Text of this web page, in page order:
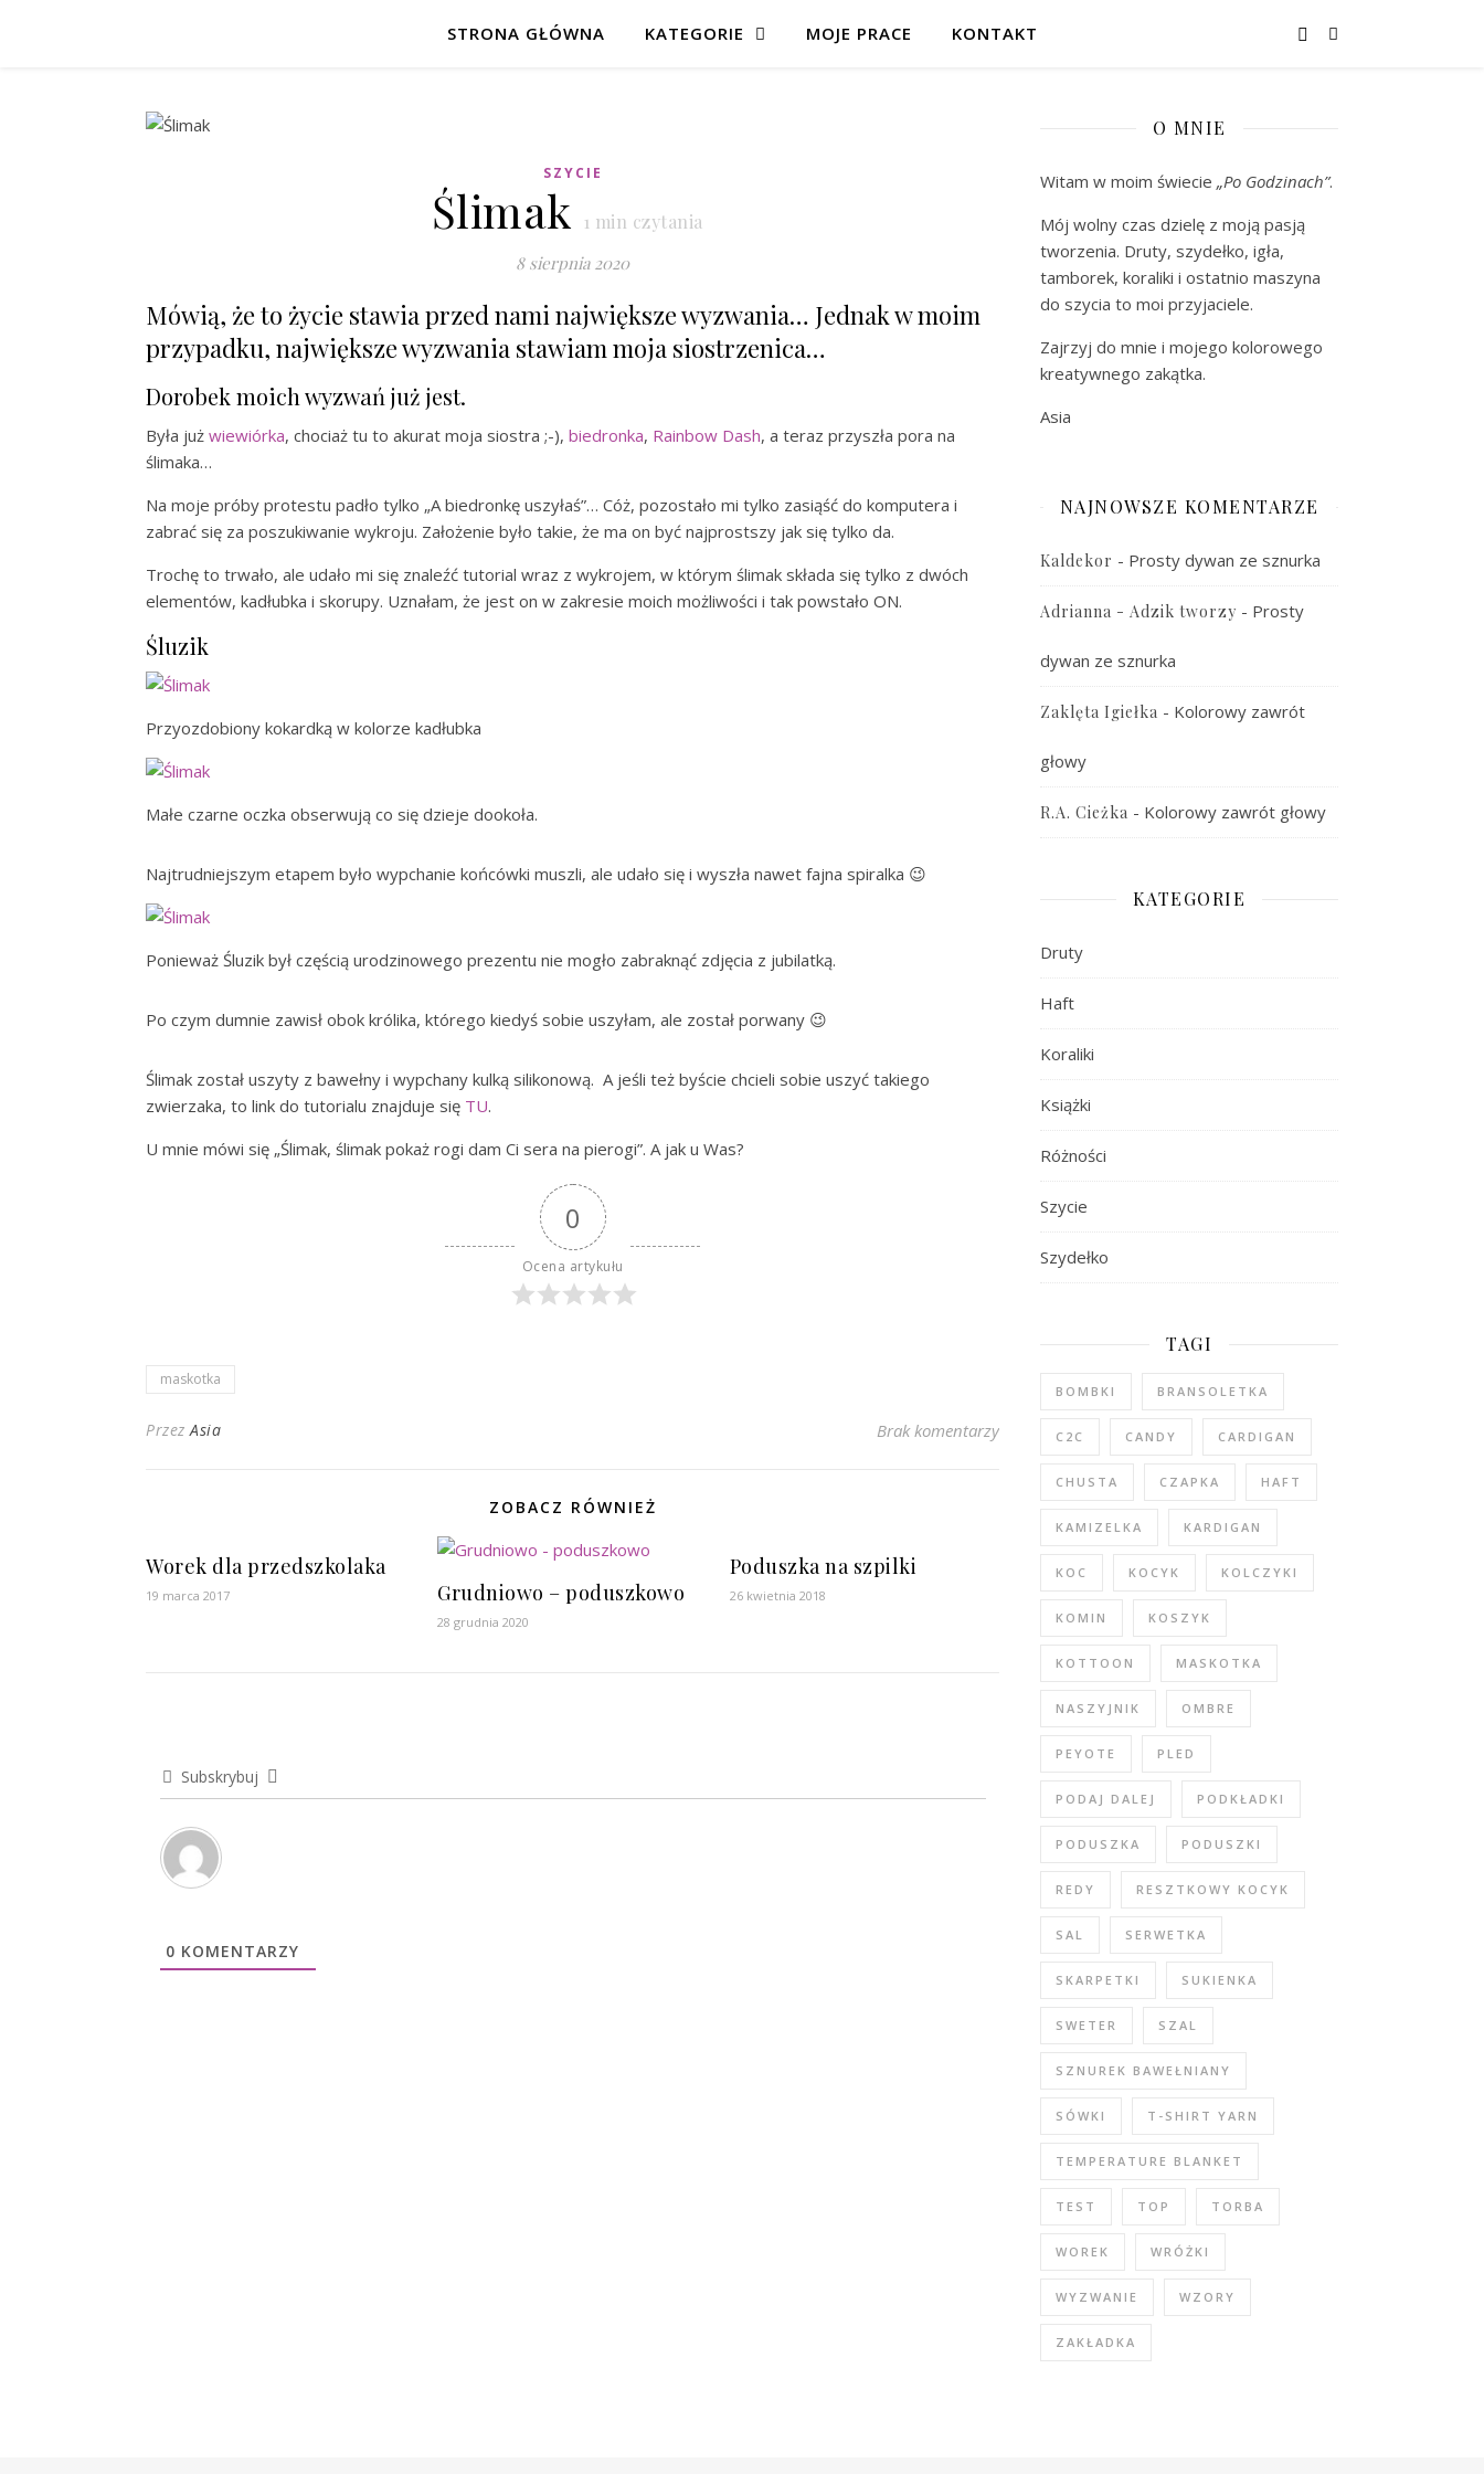
STRONA GŁÓWNA KATEGORIE MOJE PRACE KONTAKT
SZYCIE
Ślimak 1 min czytania
8 sierpnia 2020
Mówią, że to życie stawia przed nami największe wyzwania… Jednak w moim
przypadku, największe wyzwania stawiam moja siostrzenica…
Dorobek moich wyzwań już jest.
Była już wiewiórka, chociaż tu to akurat moja siostra ;-), biedronka, Rainbow Dash, a teraz przyszła pora na
ślimaka…
Na moje próby protestu padło tylko „A biedronkę uszyłaś”… Cóż, pozostało mi tylko zasiąść do komputera i
zabrać się za poszukiwanie wykroju. Założenie było takie, że ma on być najprostszy jak się tylko da.
Trochę to trwało, ale udało mi się znaleźć tutorial wraz z wykrojem, w którym ślimak składa się tylko z dwóch
elementów, kadłubka i skorupy. Uznałam, że jest on w zakresie moich możliwości i tak powstało ON.
Śluzik
Przyozdobiony kokardką w kolorze kadłubka
Małe czarne oczka obserwują co się dzieje dookoła.
Najtrudniejszym etapem było wypchanie końcówki muszli, ale udało się i wyszła nawet fajna spiralka 😉
Ponieważ Śluzik był częścią urodzinowego prezentu nie mogło zabraknąć zdjęcia z jubilatką.
Po czym dumnie zawisł obok królika, którego kiedyś sobie uszyłam, ale został porwany 😉
Ślimak został uszyty z bawełny i wypchany kulką silikonową. A jeśli też byście chcieli sobie uszyć takiego
zwierzaka, to link do tutorialu znajduje się TU.
U mnie mówi się „Ślimak, ślimak pokaż rogi dam Ci sera na pierogi”. A jak u Was?
0
Ocena artykułu
maskotka
PrzezAsia Brak komentarzy
ZOBACZ RÓWNIEŻ
Worek dla przedszkolaka
19 marca 2017 Grudniowo – poduszkowo
28 grudnia 2020
Poduszka na szpilki
26 kwietnia 2018
Subskrybuj
0 KOMENTARZY
O MNIE
Witam w moim świecie „Po Godzinach”.
Mój wolny czas dzielę z moją pasją
tworzenia. Druty, szydełko, igła,
tamborek, koraliki i ostatnio maszyna
do szycia to moi przyjaciele.
Zajrzyj do mnie i mojego kolorowego
kreatywnego zakątka.
Asia
NAJNOWSZE KOMENTARZE
Kaldekor - Prosty dywan ze sznurka
Adrianna - Adzik tworzy - Prosty
dywan ze sznurka
Zaklęta Igiełka - Kolorowy zawrót
głowy
R.A. Cieżka - Kolorowy zawrót głowy
KATEGORIE
Druty
Haft
Koraliki
Książki
Różności
Szycie
Szydełko
TAGI
BOMBKI BRANSOLETKA
C2C CANDY CARDIGAN
CHUSTA CZAPKA HAFT
KAMIZELKA KARDIGAN
KOC KOCYK KOLCZYKI
KOMIN KOSZYK
KOTTOON MASKOTKA
NASZYJNIK OMBRE
PEYOTE PLED
PODAJ DALEJ PODKŁADKI
PODUSZKA PODUSZKI
REDY RESZTKOWY KOCYK
SAL SERWETKA
SKARPETKI SUKIENKA
SWETER SZAL
SZNUREK BAWEŁNIANY
SÓWKI T-SHIRT YARN
TEMPERATURE BLANKET
TEST TOP TORBA
WOREK WRÓŻKI
WYZWANIE WZORY
ZAKŁADKA